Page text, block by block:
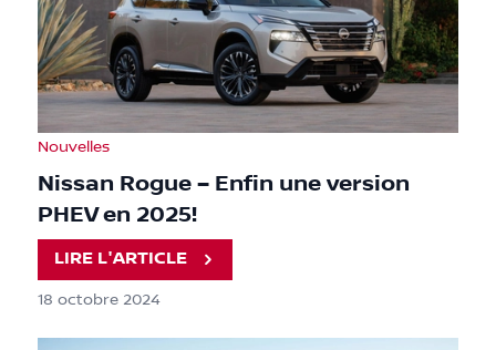
Nouvelles
Nissan Rogue – Enfin une version
PHEV en 2025!
LIRE L'ARTICLE
18 octobre 2024